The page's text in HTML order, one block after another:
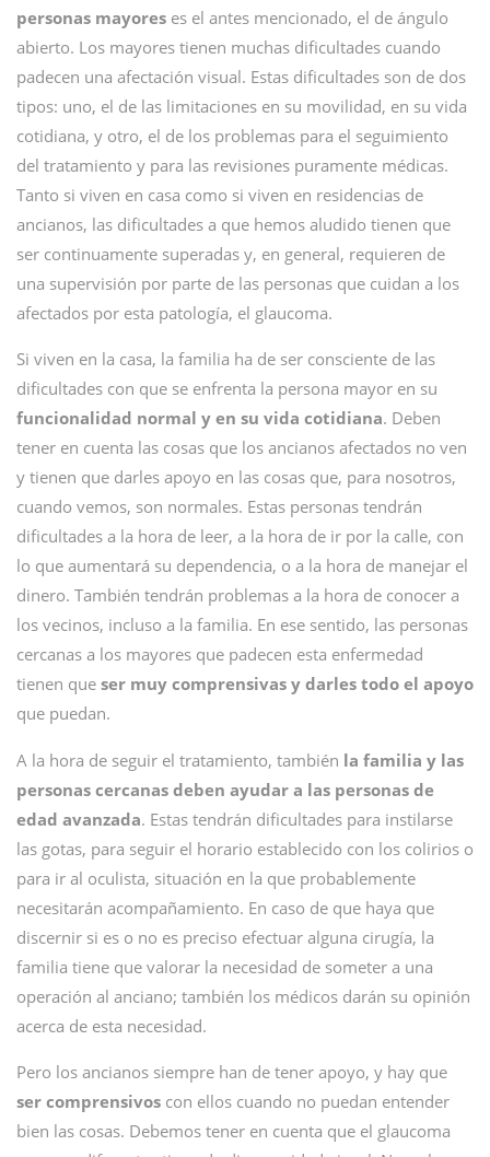
personas mayores es el antes mencionado, el de ángulo
abierto. Los mayores tienen muchas dificultades cuando
padecen una afectación visual. Estas dificultades son de dos
tipos: uno, el de las limitaciones en su movilidad, en su vida
cotidiana, y otro, el de los problemas para el seguimiento
del tratamiento y para las revisiones puramente médicas.
Tanto si viven en casa como si viven en residencias de
ancianos, las dificultades a que hemos aludido tienen que
ser continuamente superadas y, en general, requieren de
una supervisión por parte de las personas que cuidan a los
afectados por esta patología, el glaucoma.
Si viven en la casa, la familia ha de ser consciente de las
dificultades con que se enfrenta la persona mayor en su
funcionalidad normal y en su vida cotidiana. Deben
tener en cuenta las cosas que los ancianos afectados no ven
y tienen que darles apoyo en las cosas que, para nosotros,
cuando vemos, son normales. Estas personas tendrán
dificultades a la hora de leer, a la hora de ir por la calle, con
lo que aumentará su dependencia, o a la hora de manejar el
dinero. También tendrán problemas a la hora de conocer a
los vecinos, incluso a la familia. En ese sentido, las personas
cercanas a los mayores que padecen esta enfermedad
tienen que ser muy comprensivas y darles todo el apoyo
que puedan.
A la hora de seguir el tratamiento, también la familia y las
personas cercanas deben ayudar a las personas de
edad avanzada. Estas tendrán dificultades para instilarse
las gotas, para seguir el horario establecido con los colirios o
para ir al oculista, situación en la que probablemente
necesitarán acompañamiento. En caso de que haya que
discernir si es o no es preciso efectuar alguna cirugía, la
familia tiene que valorar la necesidad de someter a una
operación al anciano; también los médicos darán su opinión
acerca de esta necesidad.
Pero los ancianos siempre han de tener apoyo, y hay que
ser comprensivos con ellos cuando no puedan entender
bien las cosas. Debemos tener en cuenta que el glaucoma